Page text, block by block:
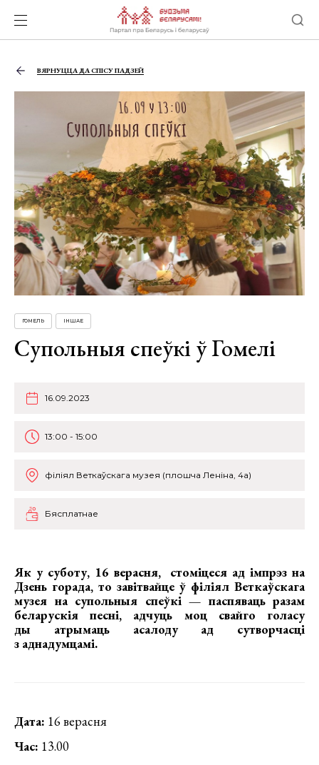
ВЯРНУЦЦА ДА СПІСУ ПАДЗЕЙ
ГОМЕЛЬ ІНШАЕ
Супольныя спеўкі ў Гомелі
16.09.2023
13:00 - 15:00
філіял Веткаўскага музея (плошча Леніна, 4а)
Бясплатнае
Як у суботу, 16 верасня, стоміцеся ад імпрэз на
Дзень горада, то завітвайце ў філіял Веткаўскага
музея на супольныя спеўкі — паспяваць разам
беларускія песні, адчуць моц свайго голасу
ды атрымаць асалоду ад сутворчасці
з аднадумцамі.
Дата: 16 верасня
Час: 13.00